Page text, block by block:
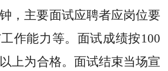
，主要面试应聘者应岗位要
作能力等。面试成绩按100
上为合格。面试结束当场宣